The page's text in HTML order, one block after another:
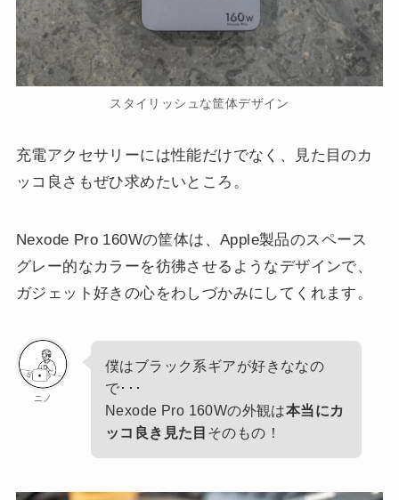
スタイリッシュな筐体デザイン
充電アクセサリーには性能だけでなく、見た目のカ
ッコ良さもぜひ求めたいところ。
Nexode Pro 160Wの筐体は、Apple製品のスペース
グレー的なカラーを彷彿させるようなデザインで、
ガジェット好きの心をわしづかみにしてくれます。
ニノ
僕はブラック系ギアが好きななの
で･･･
Nexode Pro 160Wの外観は本当にカ
ッコ良き見た目 そのもの！